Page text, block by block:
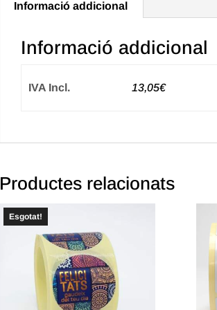
Informació addicional
Informació addicional
IVA Incl. 13,05€
Productes relacionats
Esgotat!